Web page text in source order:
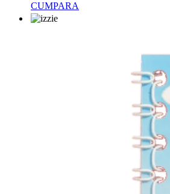
CUMPARA